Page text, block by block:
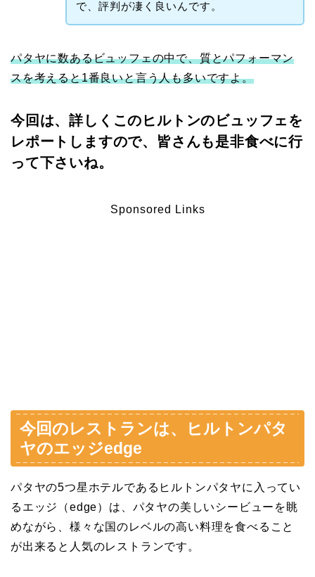
で、評判が凄く良いんです。
パタヤに数あるビュッフェの中で、質とパフォーマン
スを考えると1番良いと言う人も多いですよ。
今回は、詳しくこのヒルトンのビュッフェを
レポートしますので、皆さんも是非食べに行
って下さいね。
Sponsored Links
今回のレストランは、ヒルトンパタ
ヤのエッジedge
パタヤの5つ星ホテルであるヒルトンパタヤに入ってい
るエッジ（edge）は、パタヤの美しいシービューを眺
めながら、様々な国のレベルの高い料理を食べること
が出来ると人気のレストランです。